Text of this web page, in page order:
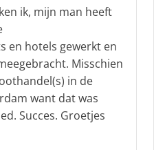
ik, mijn man heeft
en hotels gewerkt en
Misschien
in de
want dat was
Succes. Groetjes